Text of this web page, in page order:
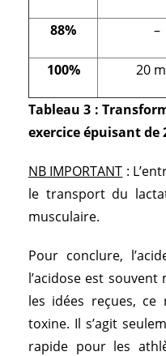
88% –
100% 20
Tableau 3 :
exercice épuisant de
NB IMPORTANT :
le transport du
musculaire.
Pour conclure,
l’acidose est
les idées reçues,
toxine. Il s’agit
rapide pour les